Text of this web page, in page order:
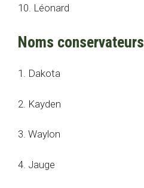
10. Léonard
Noms conservateurs
1. Dakota
2. Kayden
3. Waylon
4. Jauge